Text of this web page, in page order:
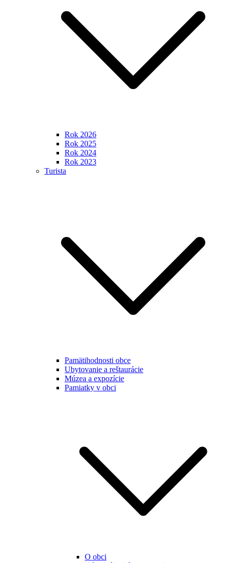
Rok 2026
Rok 2025
Rok 2024
Rok 2023
Turista
Pamätihodnosti obce
Ubytovanie a reštaurácie
Múzea a expozície
Pamiatky v obci
O obci